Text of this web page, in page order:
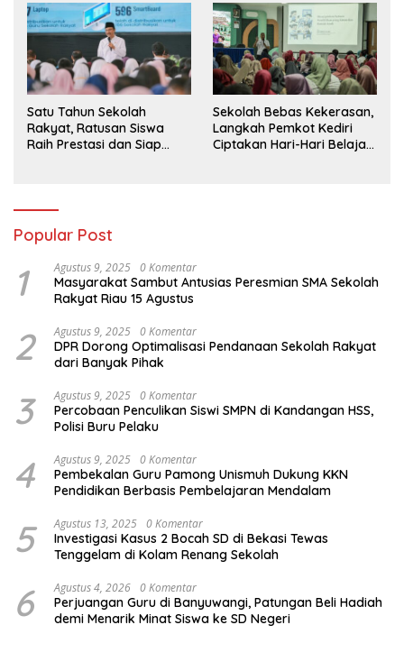
Satu Tahun Sekolah
Rakyat, Ratusan Siswa
Raih Prestasi dan Siap
Sekolah Bebas Kekerasan,
Langkah Pemkot Kediri
Ciptakan Hari-Hari Belajar
Popular Post
1 Agustus 9, 2025 0 Komentar
Masyarakat Sambut Antusias Peresmian SMA Sekolah
Rakyat Riau 15 Agustus
2 Agustus 9, 2025 0 Komentar
DPR Dorong Optimalisasi Pendanaan Sekolah Rakyat
dari Banyak Pihak
3 Agustus 9, 2025 0 Komentar
Percobaan Penculikan Siswi SMPN di Kandangan HSS,
Polisi Buru Pelaku
4 Agustus 9, 2025 0 Komentar
Pembekalan Guru Pamong Unismuh Dukung KKN
Pendidikan Berbasis Pembelajaran Mendalam
5 Agustus 13, 2025 0 Komentar
Investigasi Kasus 2 Bocah SD di Bekasi Tewas
Tenggelam di Kolam Renang Sekolah
6 Agustus 4, 2026 0 Komentar
Perjuangan Guru di Banyuwangi, Patungan Beli Hadiah
demi Menarik Minat Siswa ke SD Negeri